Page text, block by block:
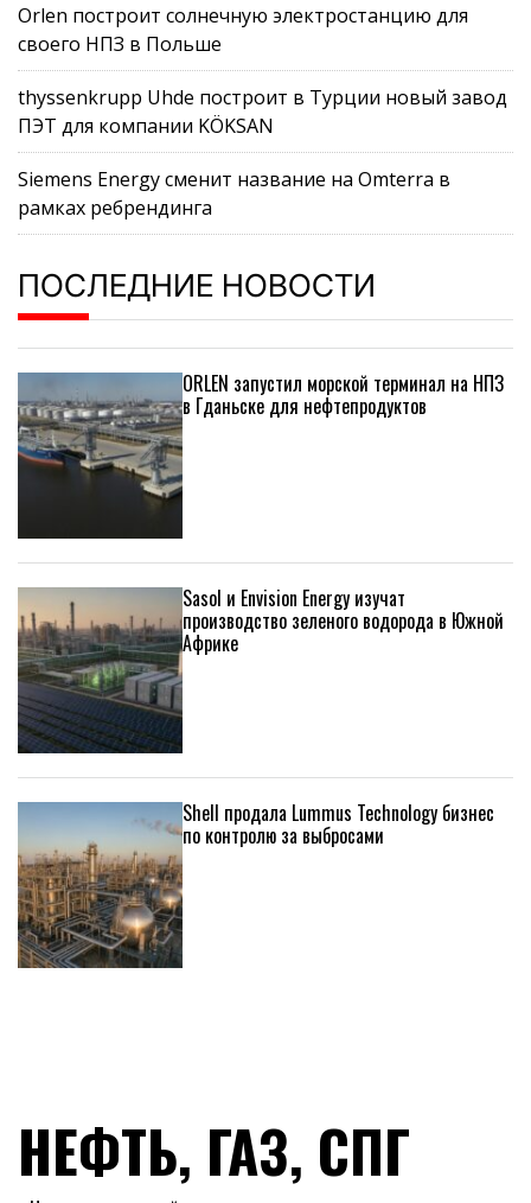
Orlen построит солнечную электростанцию для
своего НПЗ в Польше
thyssenkrupp Uhde построит в Турции новый завод
ПЭТ для компании KÖKSAN
Siemens Energy сменит название на Omterra в
рамках ребрендинга
ПОСЛЕДНИЕ НОВОСТИ
ORLEN запустил морской терминал на НПЗ
в Гданьске для нефтепродуктов
Sasol и Envision Energy изучат
производство зеленого водорода в Южной
Африке
Shell продала Lummus Technology бизнес
по контролю за выбросами
НЕФТЬ, ГАЗ, СПГ